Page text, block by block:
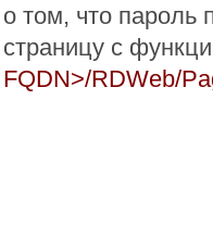
о том, что пароль
страницу с
FQDN>/RDWeb/